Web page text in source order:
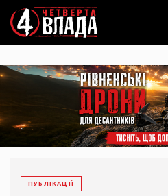
Перейти
до
основного
вмісту
ПУБЛІКАЦІЇ